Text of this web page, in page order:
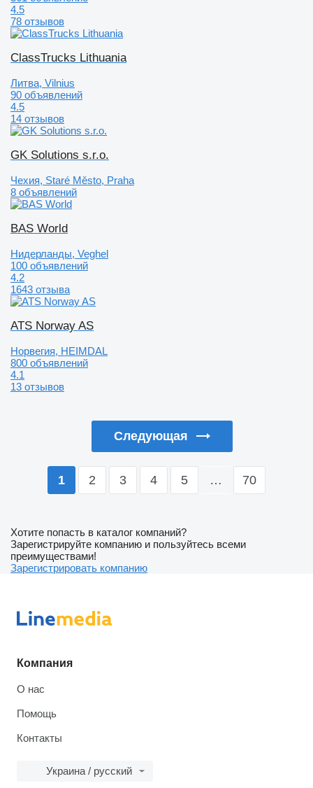
4.5
78 отзывов
ClassTrucks Lithuania
Литва, Vilnius
90 объявлений
4.5
14 отзывов
GK Solutions s.r.o.
Чехия, Staré Město, Praha
8 объявлений
BAS World
Нидерланды, Veghel
100 объявлений
4.2
1643 отзыва
ATS Norway AS
Норвегия, HEIMDAL
800 объявлений
4.1
13 отзывов
Следующая
1 2 3 4 5 … 70
Хотите попасть в каталог компаний?
Зарегистрируйте компанию и пользуйтесь всеми
преимуществами!
Зарегистрировать компанию
Компания
О нас
Помощь
Контакты
Украина / русский